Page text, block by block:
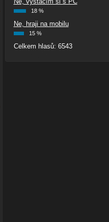
18 %
Ne, hraji na mobilu
15 %
Celkem hlasů: 6543